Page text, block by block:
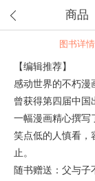
商品
图书详情
【编辑推荐】
感动世界的不朽漫
曾获得第四届中国
一幅漫画精心撰写
笑点低的人慎看，
止。
随书赠送：父与子